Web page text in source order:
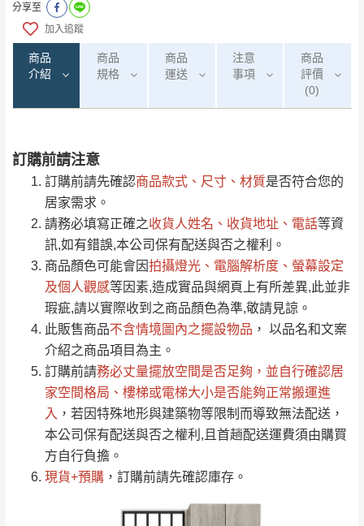
分享至
加入追蹤
商品
介紹
商品
規格
商品
運送
注意
事項
商品
評價
(0)
訂購前請注意
訂購前請先確認商品款式、尺寸、材質是否符合您的
居家需求。
請務必填寫正確之收貨人姓名、收貨地址、電話等資
訊,如有錯誤,本公司保有配送與否之權利。
商品顏色可能會因拍攝燈光、電腦解析度、螢幕設定
及個人觀感等因素,造成實品與網頁上有所差異,此並非
瑕疵,請以實際收到之商品顏色為準,敬請見諒。
此販售商品不含情境圖內之擺設物品 ， 以品名和文案
介紹之商品項目為主。
訂購前請務必丈量擺放空間是否足夠 ，並自行確認居
家空間格局、 樓梯或電梯大小是否能夠正常搬運進
入 ，若因特殊地形與建築物等限制而導致無法配送，
本公司保有配送與否之權利,且首趟配送運費須由購買
方自行負擔。
現貨+預購 ，訂購前請先確認庫存。
運 費 說 明
運送地區 運送費用
偏遠地區
（請先線上詢問 LINE
→@dershin ）
桃園
免 運
費
復興鄉
新竹
峨眉鄉、五峰鄉、
橫山、北埔鄉、尖
石鄉、寶山鄉山
區、新埔山區、芎
注意事項：
由於品項繁多，網頁無法及時更新，如有需
要購買商品，請於出發前來電或到「官方
Line客服」來信確認商品是否有「現貨」與
「金額」。
若商品價格或庫存有異常，商家有權取消訂
單。部分網路商品恕無法更改原設計或客製，敬請
見諒！
接單後二日內(不含例假日)，我們客服會與您
電話聯絡或E-Mail通知確認訂單。
（線上客
服 LINE → @dershin）
下單前先詢問是否現貨 ，若未詢問下單後無
現貨我們客服會再來電或E-Mail與您聯絡
（洽詢方式請搜尋 Line ID →
地區恕無法提供運送 (詳見運送規章)。
0/5 (0)筆
全部 依評論高至低排列
依評論低至高排列 只顯示附上圖片
只顯示附上評論